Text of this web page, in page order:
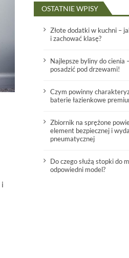
i
OSTATNIE WPISY
Złote dodatki w kuchni –
i zachować klasę?
Najlepsze byliny do cienia
posadzić pod drzewami!
Czym powinny
baterie łazienkowe
Zbiornik na sprężone
element bezpiecznej i
pneumatycznej
Do czego służą stopki do
odpowiedni model?